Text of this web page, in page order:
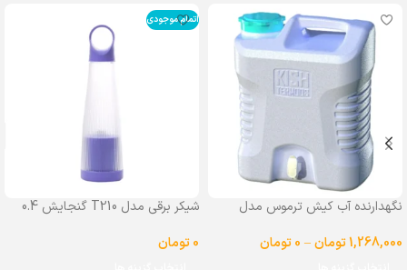
نگهدارنده آب کیش ترموس مدل
1,268,000تومان–
0تومان
اتمام موجودی
شیکر برقی مدل T210 گنجایش 0.4
0تومان